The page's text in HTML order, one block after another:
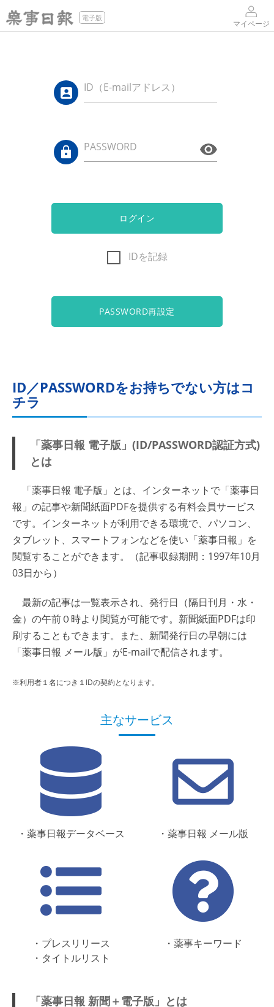
電子版
マイページ
ID（E-mailアドレス）
PASSWORD
ログイン
IDを記録
PASSWORD再設定
ID／PASSWORDをお持ちでない方はコ
チラ
「薬事日報 電子版」(ID/PASSWORD認証方式)
とは
「薬事日報 電子版」とは、インターネットで「薬事日
報」の記事や新聞紙面PDFを提供する有料会員サービス
です。インターネットが利用できる環境で、パソコン、
タブレット、スマートフォンなどを使い「薬事日報」を
閲覧することができます。（記事収録期間：1997年10月
03日から）
最新の記事は一覧表示され、発行日（隔日刊月・水・
金）の午前０時より閲覧が可能です。新聞紙面PDFは印
刷することもできます。また、新聞発行日の早朝には
「薬事日報 メール版」がE-mailで配信されます。
※利用者１名につき１IDの契約となります。
主なサービス
・薬事日報データベース ・薬事日報 メール版
・プレスリリース
・タイトルリスト
・薬事キーワード
「薬事日報 新聞＋電子版」とは